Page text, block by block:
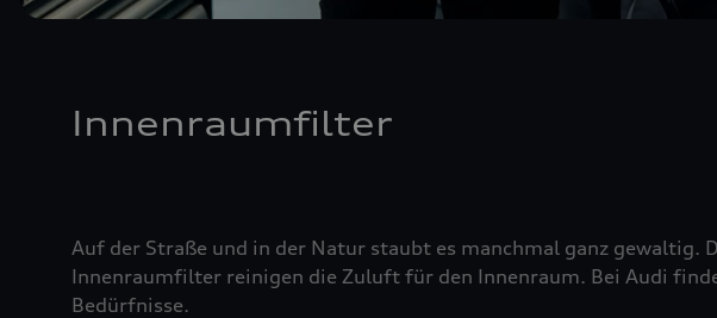
Innenraumfilter
Auf der Straße und in der Natur staubt es manchmal ganz
Innenraumfilter reinigen die Zuluft für den Innenraum. Bei Audi
Bedürfnisse.